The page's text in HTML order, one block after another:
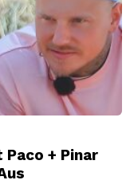
+ Pinar